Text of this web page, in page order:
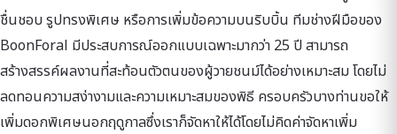
ชื่นชอบ รูปทรงพิเศษ หรือการเพิ่มข้อความบนริบบิ้น ทีมช่างฝีมือของ
BoonForal มีประสบการณ์ออกแบบเฉพาะมากว่า 25 ปี สามารถ
สร้างสรรค์ผลงานที่สะท้อนตัวตนของผู้วายชนม์ได้อย่างเหมาะสม โดยไม่
ลดทอนความสง่างามและความเหมาะสมของพิธี ครอบครัวบางท่านขอให้
เพิ่มดอกพิเศษนอกฤดูกาลซึ่งเราก็จัดหาให้ได้โดยไม่คิดค่าจัดหาเพิ่ม